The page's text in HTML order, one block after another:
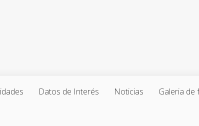
Datos de Interés Noticias Galeria de